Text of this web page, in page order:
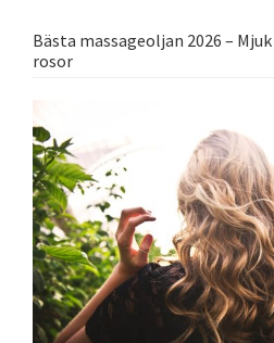
Bästa massageoljan 2026 –
rosor